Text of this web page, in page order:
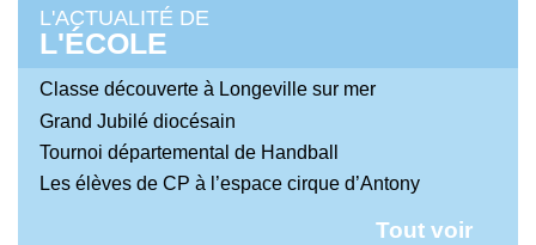
L'ACTUALITÉ DE
L'ÉCOLE
Classe découverte à Longeville sur mer
Grand Jubilé diocésain
Tournoi départemental de Handball
Les élèves de CP à l’espace cirque d’Antony
Tout voir